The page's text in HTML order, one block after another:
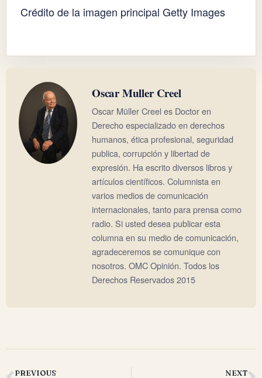
Crédito de la imagen principal Getty Images
Oscar Muller Creel
Oscar Müller Creel es Doctor en
Derecho especializado en derechos
humanos, ética profesional, seguridad
publica, corrupción y libertad de
expresión. Ha escrito diversos libros y
artículos científicos. Columnista en
varios medios de comunicación
internacionales, tanto para prensa como
radio. Si usted desea publicar esta
columna en su medio de comunicación,
agradeceremos se comunique con
nosotros. OMC Opinión. Todos los
Derechos Reservados 2015
PREVIOUS NEXT